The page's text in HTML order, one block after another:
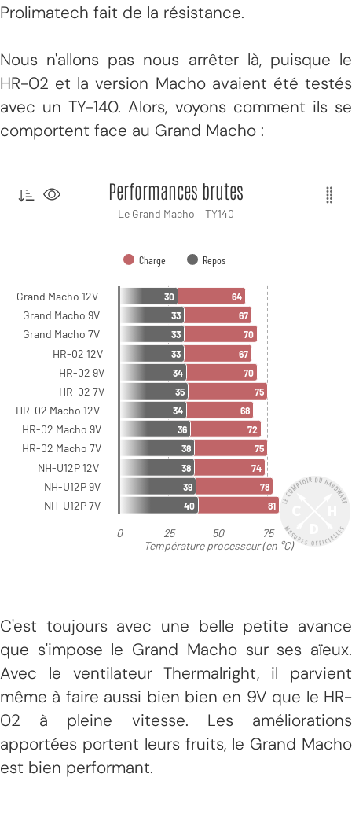
Prolimatech fait de la résistance.
Nous n'allons pas nous arrêter là, puisque le
HR-02 et la version Macho avaient été testés
avec un TY-140. Alors, voyons comment ils se
comportent face au Grand Macho :
C'est toujours avec une belle petite avance
que s'impose le Grand Macho sur ses aïeux.
Avec le ventilateur Thermalright, il parvient
même à faire aussi bien bien en 9V que le HR-
02 à pleine vitesse. Les améliorations
apportées portent leurs fruits, le Grand Macho
est bien performant.